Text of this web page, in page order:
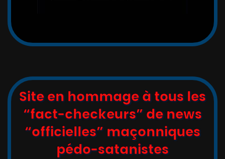
Site en hommage à tous les
“fact-checkeurs” de news
“officielles” maçonniques
pédo-satanistes